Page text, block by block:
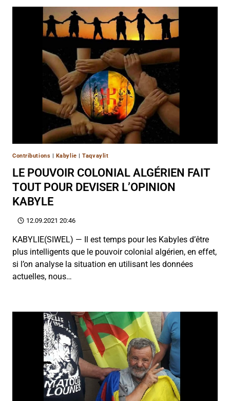
Contributions Kabylie |Taqvaylit
LE POUVOIR COLONIAL ALGÉRIEN FAIT
TOUT POUR DEVISER L’OPINION
KABYLE
12.09.2021 20:46
KABYLIE(SIWEL) — Il est temps pour les Kabyles d’être
plus intelligents que le pouvoir colonial algérien, en effet,
si l’on analyse la situation en utilisant les données
actuelles, nous…